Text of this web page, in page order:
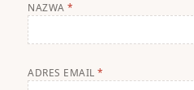
NAZWA*
ADRES EMAIL*